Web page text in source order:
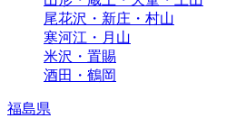
尾花沢・新庄・村山
寒河江・月山
米沢・置賜
酒田・鶴岡
福島県